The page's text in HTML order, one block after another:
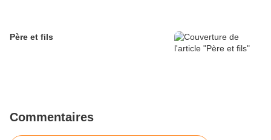
Père et fils
Commentaires